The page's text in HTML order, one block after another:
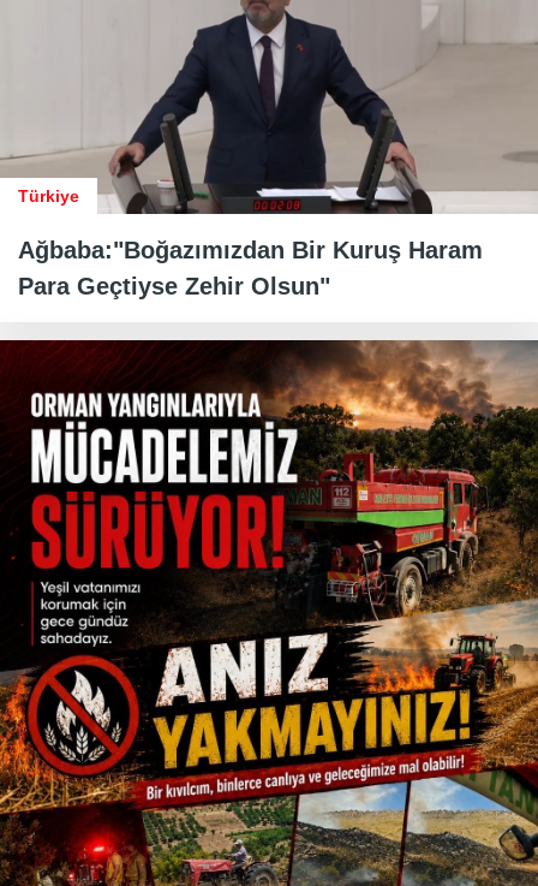
Türkiye
Ağbaba:"Boğazımızdan Bir Kuruş Haram
Para Geçtiyse Zehir Olsun"